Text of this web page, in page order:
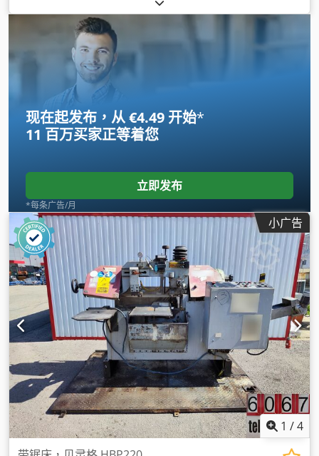
现在起发布，从 €4.49 开始*
11 百万买家正等着您
立即发布
*每条广告/月
小广告
1 /4